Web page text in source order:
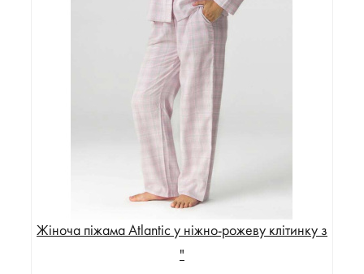
Жіноча піжама Atlantic у ніжно-рожеву клітинку з
"